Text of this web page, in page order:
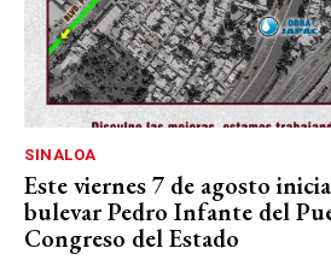
SINALOA
Este viernes 7 de agosto
bulevar Pedro Infante del
Congreso del Estado